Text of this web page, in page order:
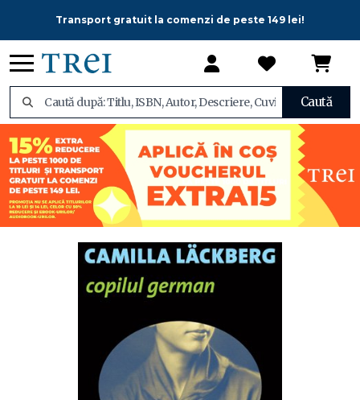
Transport gratuit la comenzi de peste 149 lei!
Caută